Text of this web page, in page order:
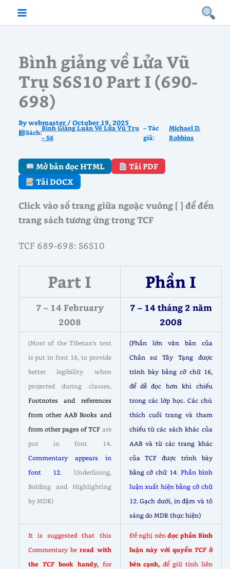
Bình giảng về Lửa Vũ
Trụ S6S10 Part I (690-
698)
Bywebmaster /October 19, 2025
Sách:
Bình Giảng Luận Về Lửa Vũ Trụ
– S6
– Tác
giả:
Michael D.
Robbins
Mở bản đọc HTML
Tải PDF
Tải DOCX
Click vào số trang giữa ngoặc vuông [ ] để đến
trang sách tương ứng trong TCF
TCF 689-698: S6S10
Part I Phần I
7 – 14 February
2008
7 – 14 tháng 2 năm
2008
(Most of the Tibetan’s text
is put in font 16, to provide
better legibility when
projected during classes.
Footnotes and references
from other AAB Books and
from other pages of TCF are
put in font 14.
Commentary appears in
font 12.
Underlining,
Bolding and Highlighting
by MDR)
(Phần lớn văn bản của
Chân sư Tây Tạng được
trình bày bằng cỡ chữ 16,
để dễ đọc hơn khi chiếu
trong các lớp học. Các chú
thích cuối trang và tham
chiếu từ các sách khác của
AAB và từ các trang khác
của TCF
được trình bày
bằng cỡ chữ 14. Phần bình
luận xuất hiện bằng cỡ chữ
12. Gạch dưới, in đậm và tô
sáng do MDR thực hiện)
It is suggested that this
Commentary beread with
the TCFbook handy,for
Đề nghị nênđọc phần Bình
luận này với quyển TCFở
bên cạnh, để giữ tính liên